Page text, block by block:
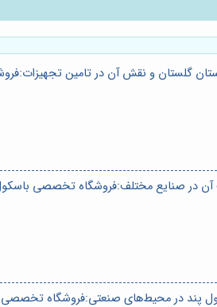
گلستان و نقش آن در تامین
در صنایع مختلف:فروشگاه تخصصی
پند در محیط‌های صنعتی:فروشگاه